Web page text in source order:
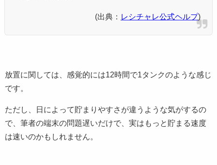
(出典： レシチャレ公式ヘルプ)
放置に関しては、感覚的には12時間で1タンクのような感じ
です。
ただし、日によって貯まりやすさが違うような気がするの
で、筆者の端末の問題遅いだけで、実はもっと貯まる速度
は速いのかもしれません。